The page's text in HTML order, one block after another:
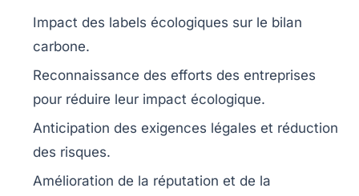
Impact des labels écologiques sur le bilan
carbone.
Reconnaissance des efforts des entreprises
pour réduire leur impact écologique.
Anticipation des exigences légales et réduction
des risques.
Amélioration de la réputation et de la